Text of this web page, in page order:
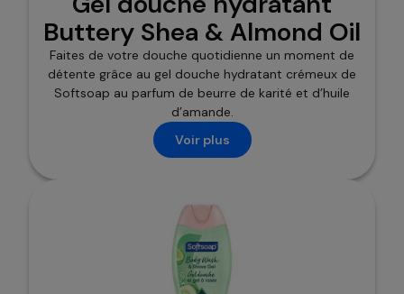
Buttery Shea & Almond Oil
Faites de votre douche quotidienne un moment de
détente grâce au gel douche hydratant crémeux de
Softsoap au parfum de beurre de karité et d’huile
d’amande.
Voir plus